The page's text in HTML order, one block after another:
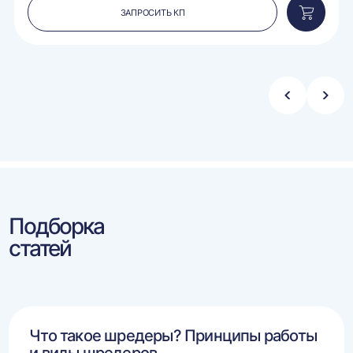
ЗАПРОСИТЬ КП
в
Стрелка
Подборка
статей
Что такое шредеры? Принципы работы